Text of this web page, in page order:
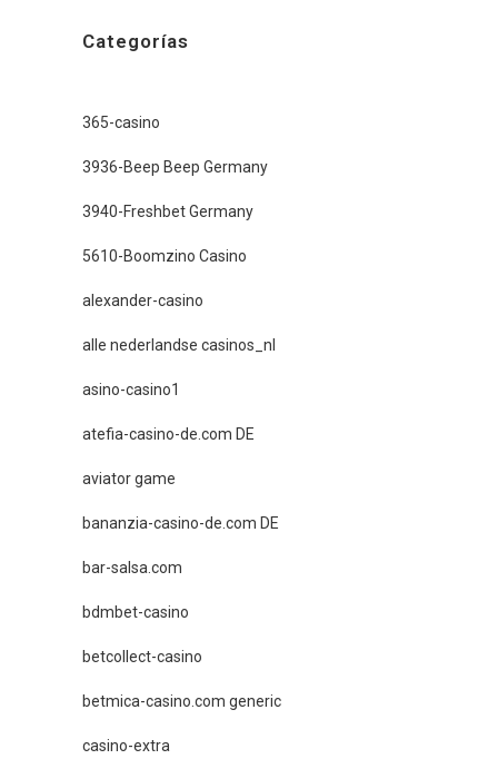
Categorías
365-casino
3936-Beep Beep Germany
3940-Freshbet Germany
5610-Boomzino Casino
alexander-casino
alle nederlandse casinos_nl
asino-casino1
atefia-casino-de.com DE
aviator game
bananzia-casino-de.com DE
bar-salsa.com
bdmbet-casino
betcollect-casino
betmica-casino.com generic
casino-extra